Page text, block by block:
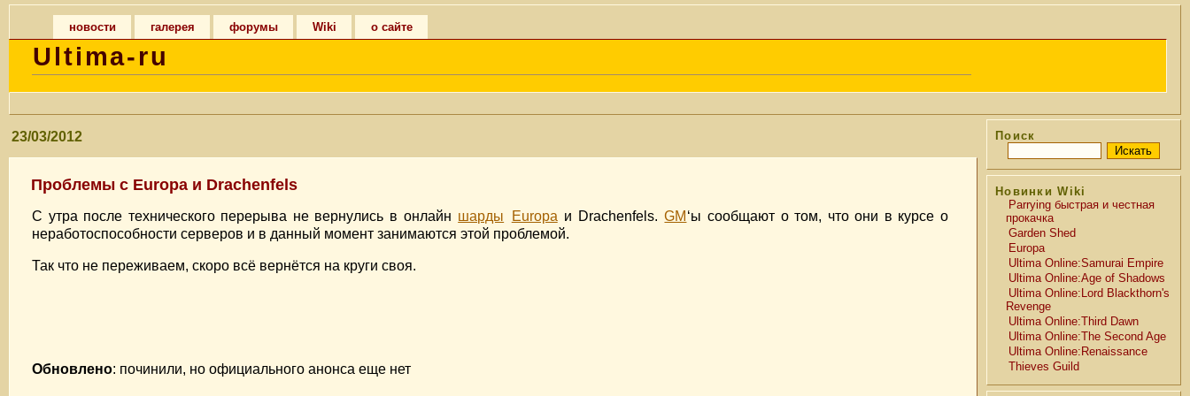
новости галерея форумы Wiki о сайте
Ultima-ru
Поиск
Новинки Wiki
Parrying быстрая и честная
прокачка
Garden Shed
Europa
Ultima Online:Samurai Empire
Ultima Online:Age of Shadows
Ultima Online:Lord Blackthorn's
Revenge
Ultima Online:Third Dawn
Ultima Online:The Second Age
Ultima Online:Renaissance
Thieves Guild
23/03/2012
Проблемы с Europa и Drachenfels
С утра после технического перерыва не вернулись в онлайн шарды Europa и Drachenfels. GM ‘ы сообщают о том, что они в курсе о
неработоспособности серверов и в данный момент занимаются этой проблемой.
Так что не переживаем, скоро всё вернётся на круги своя.
Обновлено: починили, но официального анонса еще нет